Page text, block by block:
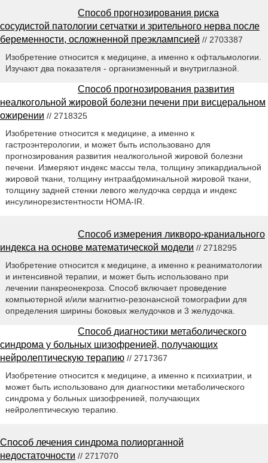
Способ прогнозирования риска
сосудистой патологии сетчатки и зрительного нерва после
беременности, осложненной преэклампсией // 2703387
Изобретение относится к медицине, а именно к офтальмологии.
Изучают два показателя - организменный и внутриглазной.
Способ прогнозирования развития
неалкогольной жировой болезни печени при висцеральном
ожирении // 2718325
Изобретение относится к медицине, а именно к
гастроэнтерологии, и может быть использовано для
прогнозирования развития неалкогольной жировой болезни
печени. Измеряют индекс массы тела, толщину эпикардиальной
жировой ткани, толщину интраабдоминальной жировой ткани,
толщину задней стенки левого желудочка сердца и индекс
инсулинорезистентности HOMA-IR.
Способ измерения ликворо-краниального
индекса на основе математической модели // 2718295
Изобретение относится к медицине, а именно к реаниматологии
и интенсивной терапии, и может быть использовано при
лечении панкреонекроза. Способ включает проведение
компьютерной и/или магнитно-резонансной томографии для
определения ширины боковых желудочков и 3 желудочка.
Способ диагностики метаболического
синдрома у больных шизофренией, получающих
нейролептическую терапию // 2717367
Изобретение относится к медицине, а именно к психиатрии, и
может быть использовано для диагностики метаболического
синдрома у больных шизофренией, получающих
нейролептическую терапию.
Способ лечения синдрома полиорганной
недостаточности // 2717070